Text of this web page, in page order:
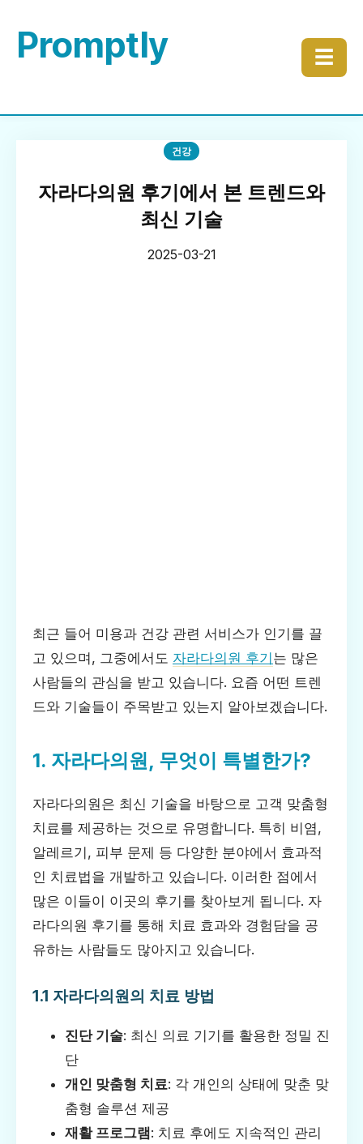
Promptly ☰
건강
자라다의원 후기에서 본 트렌드와
최신 기술
2025-03-21
최근 들어 미용과 건강 관련 서비스가 인기를 끌
고 있으며, 그중에서도 자라다의원 후기 는 많은
사람들의 관심을 받고 있습니다. 요즘 어떤 트렌
드와 기술들이 주목받고 있는지 알아보겠습니다.
1. 자라다의원, 무엇이 특별한가?
자라다의원은 최신 기술을 바탕으로 고객 맞춤형
치료를 제공하는 것으로 유명합니다. 특히 비염,
알레르기, 피부 문제 등 다양한 분야에서 효과적
인 치료법을 개발하고 있습니다. 이러한 점에서
많은 이들이 이곳의 후기를 찾아보게 됩니다. 자
라다의원 후기를 통해 치료 효과와 경험담을 공
유하는 사람들도 많아지고 있습니다.
1.1 자라다의원의 치료 방법
진단 기술: 최신 의료 기기를 활용한 정밀 진
단
개인 맞춤형 치료: 각 개인의 상태에 맞춘 맞
춤형 솔루션 제공
재활 프로그램: 치료 후에도 지속적인 관리